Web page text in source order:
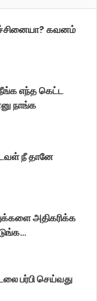
கவனம்
எந்த கெட்ட
நாங்க
நீ தானே
அதிகரிக்க
பர்பி செய்வது